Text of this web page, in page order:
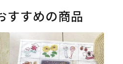
すすめの商品